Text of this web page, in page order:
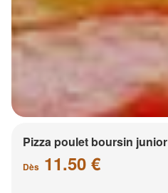
Pizza poulet boursin junior
Dès 11.50 €